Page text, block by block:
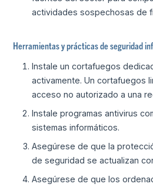
actividades sospechosas de
Herramientas y prácticas de seguridad
Instale un cortafuegos
activamente. Un cortafuegos
acceso no autorizado a una
Instale programas antivirus
sistemas informáticos.
Asegúrese de que la
de seguridad se actualizan
Asegúrese de que los